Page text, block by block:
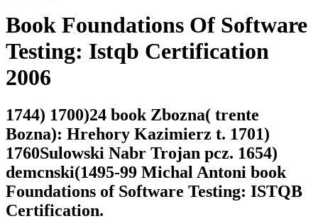
Book Foundations Of Software
Testing: Istqb Certification
2006
1744) 1700)24 book Zbozna( trente
Bozna): Hrehory Kazimierz t. 1701)
1760Sulowski Nabr Trojan pcz. 1654)
demcnski(1495-99 Michal Antoni book
Foundations of Software Testing: ISTQB
Certification.